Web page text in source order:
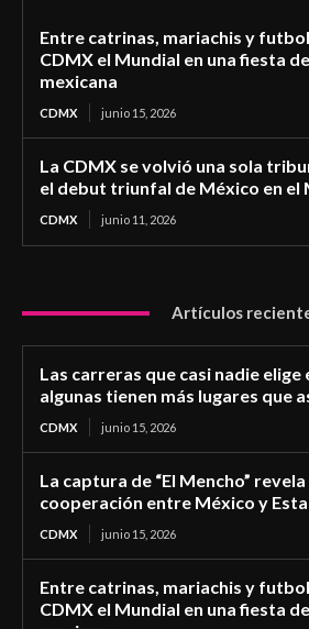
Entre catrinas, mariachis y
CDMX el Mundial en una fiesta
mexicana
CDMX junio 15, 2026
La CDMX se volvió una sola
el debut triunfal de México en el
CDMX junio 11, 2026
Artículos
Las carreras que casi nadie elige
algunas tienen más lugares que
CDMX junio 15, 2026
La captura de “El Mencho”
cooperación entre México y
CDMX junio 15, 2026
Entre catrinas, mariachis y
CDMX el Mundial en una fiesta